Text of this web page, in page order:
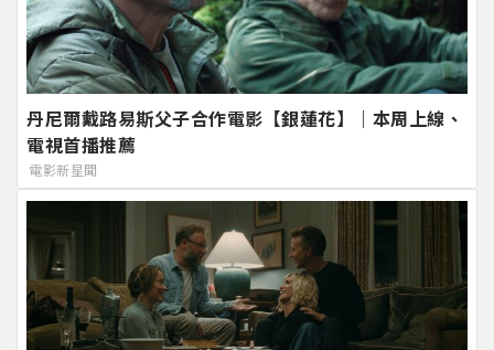
丹尼爾戴路易斯父子合作電影【銀蓮花】｜本周上線、
電視首播推薦
電影新星聞